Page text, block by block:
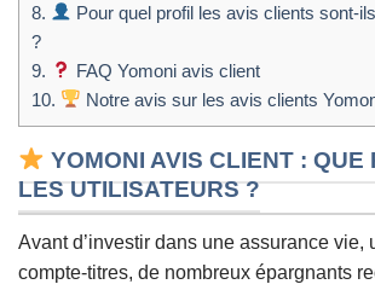
8.
Pour quel profil les avis clients sont-
?
9.
FAQ Yomoni avis client
10.
Notre avis sur les avis clients
YOMONI AVIS CLIENT : QUE
LES UTILISATEURS ?
Avant d’investir dans une assurance vie,
compte-titres, de nombreux épargnants